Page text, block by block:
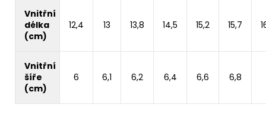
Vnitřní
délka
(cm)
12,4 13 13,8 14,5 15,2 15,7
Vnitřní
šíře
(cm)
6 6,1 6,2 6,4 6,6 6,8